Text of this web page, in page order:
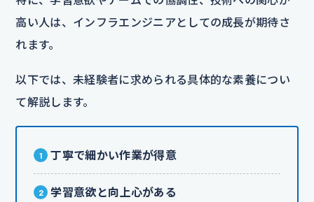
高い人は、インフラエンジニアとしての成長が期待さ
れます。
以下では、未経験者に求められる具体的な素養につい
て解説します。
丁寧で細かい作業が得意
学習意欲と向上心がある